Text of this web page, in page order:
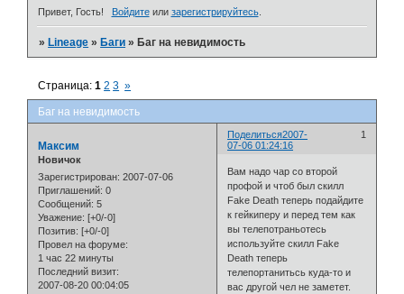
Привет, Гость! Войдитеили зарегистрируйтесь.
»Lineage »Баги »Баг на невидимость
Баг на невидимость
Страница:1 2 3 »
Поделиться 1
2007-
07-06 01:24:16
Максим
Новичок
Зарегистрирован: 2007-07-06
Приглашений: 0
Сообщений: 5
Уважение: [+0/-0]
Позитив: [+0/-0]
Провел на форуме:
1 час 22 минуты
Последний визит:
2007-08-20 00:04:05
Вам надо чар со второй
профой и чтоб был скилл
Fake Death теперь подайдите
к гейкиперу и перед тем как
вы телепотраньотесь
используйте скилл Fake
Death теперь
телепортанитьсь куда-то и
вас другой чел не заметет.